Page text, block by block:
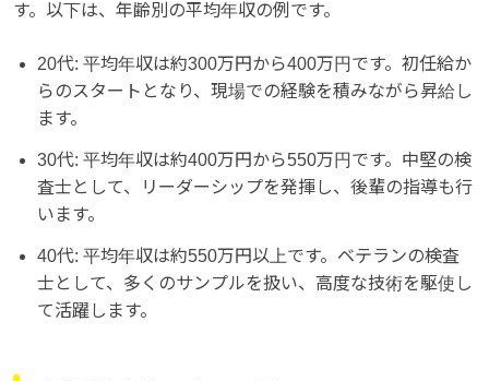
す。以下は、年齢別の平均年収の例です。
20代: 平均年収は約300万円から400万円です。初任給か
らのスタートとなり、現場での経験を積みながら昇給し
ます。
30代: 平均年収は約400万円から550万円です。中堅の検
査士として、リーダーシップを発揮し、後輩の指導も行
います。
40代: 平均年収は約550万円以上です。ベテランの検査
士として、多くのサンプルを扱い、高度な技術を駆使し
て活躍します。